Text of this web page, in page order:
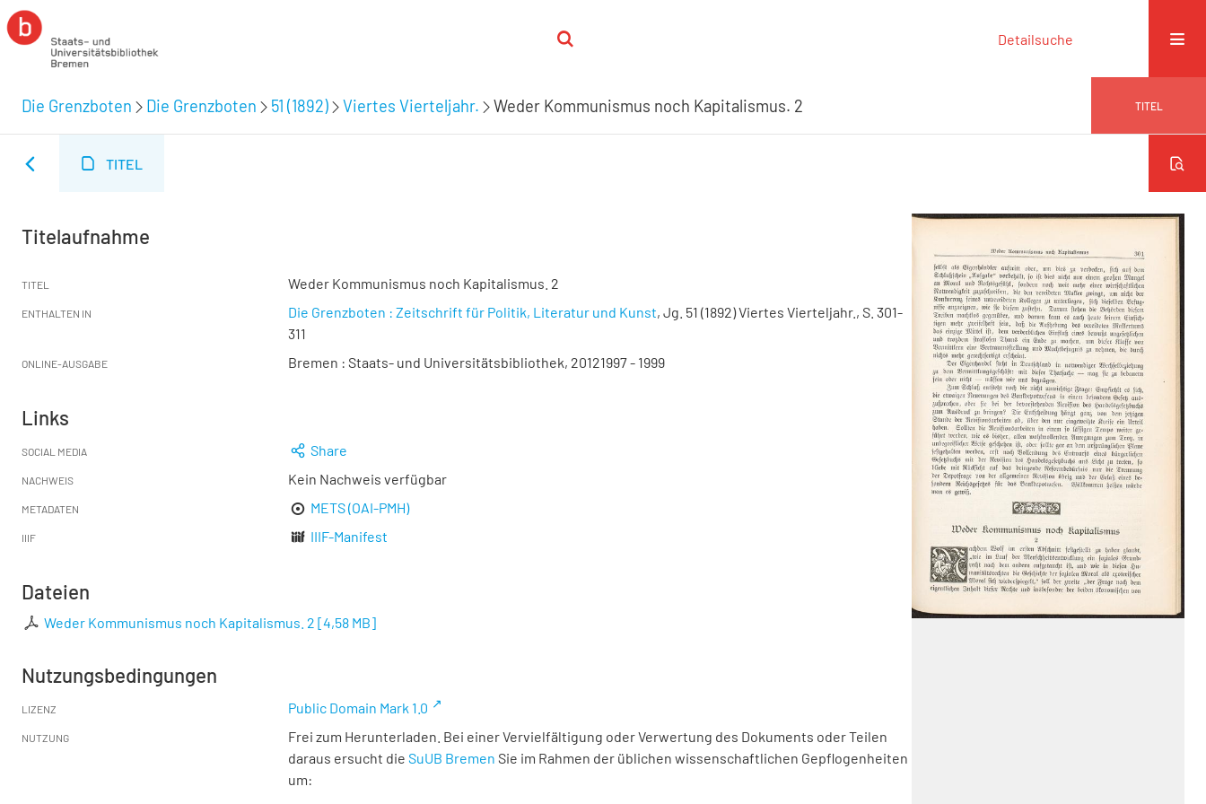
Detailsuche
Die Grenzboten Die Grenzboten 51 (1892) Viertes Vierteljahr. Weder Kommunismus noch Kapitalismus. 2 TITEL
TITEL
Titelaufnahme
TITEL Weder Kommunismus noch Kapitalismus. 2
ENTHALTEN IN Die Grenzboten : Zeitschrift für Politik, Literatur und Kunst, Jg. 51 (1892) Viertes Vierteljahr., S. 301-
311
ONLINE-AUSGABE Bremen : Staats- und Universitätsbibliothek, 20121997 - 1999
Links
SOCIAL MEDIA Share
NACHWEIS Kein Nachweis verfügbar
METADATEN METS (OAI-PMH)
IIIF IIIF-Manifest
Dateien
Weder Kommunismus noch Kapitalismus. 2 [4,58 MB]
Nutzungsbedingungen
LIZENZ Public Domain Mark 1.0
NUTZUNG
Frei zum Herunterladen. Bei einer Vervielfältigung oder Verwertung des Dokuments oder Teilen
daraus ersucht die SuUB Bremen Sie im Rahmen der üblichen wissenschaftlichen Gepflogenheiten
um: